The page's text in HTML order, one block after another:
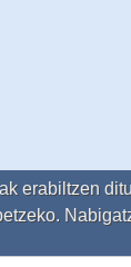
erabiltzen